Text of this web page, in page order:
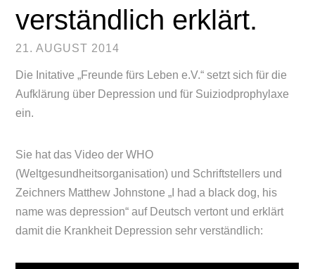
verständlich erklärt.
21. AUGUST 2014
Die Initative „Freunde fürs Leben e.V.“ setzt sich für die
Aufklärung über Depression und für Suiziodprophylaxe
ein.
Sie hat das Video der WHO
(Weltgesundheitsorganisation) und Schriftstellers und
Zeichners Matthew Johnstone „I had a black dog, his
name was depression“ auf Deutsch vertont und erklärt
damit die Krankheit Depression sehr verständlich: